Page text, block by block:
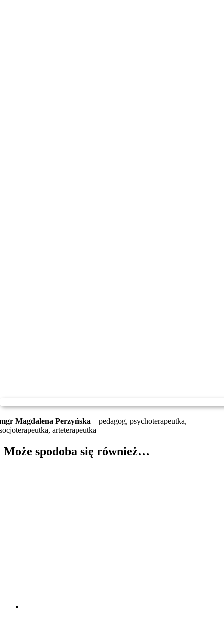
mgr Magdalena Perzyńska – pedagog, psychoterapeutka,
socjoterapeutka, arteterapeutka
Może spodoba się również…